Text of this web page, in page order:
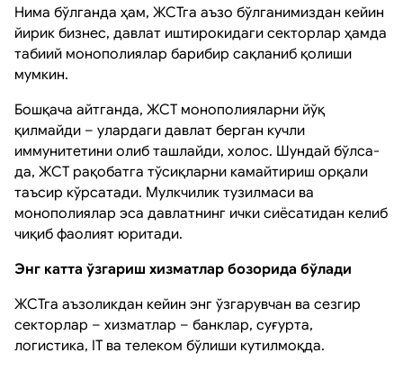
Нима бўлганда ҳам, ЖСТга аъзо бўлганимиздан кейин
йирик бизнес, давлат иштирокидаги секторлар ҳамда
табиий монополиялар барибир сақланиб қолиши
мумкин.
Бошқача айтганда, ЖСТ монополияларни йўқ
қилмайди – улардаги давлат берган кучли
иммунитетини олиб ташлайди, холос. Шундай бўлса-
да, ЖСТ рақобатга тўсиқларни камайтириш орқали
таъсир кўрсатади. Мулкчилик тузилмаси ва
монополиялар эса давлатнинг ички сиёсатидан келиб
чиқиб фаолият юритади.
Энг катта ўзгариш хизматлар бозорида бўлади
ЖСТга аъзоликдан кейин энг ўзгарувчан ва сезгир
секторлар – хизматлар – банклар, суғурта,
логистика, IT ва телеком бўлиши кутилмоқда.